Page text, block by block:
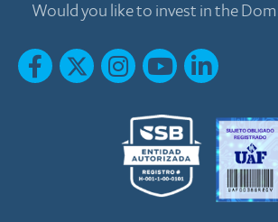
Would you like to invest in the